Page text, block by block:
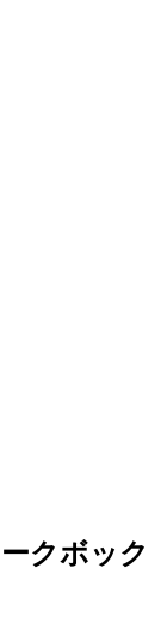
クボック